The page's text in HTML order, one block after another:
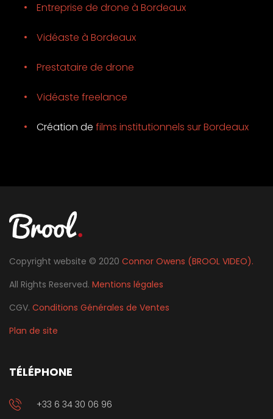
Entreprise de drone à Bordeaux
Vidéaste à Bordeaux
Prestataire de drone
Vidéaste freelance
Création de films institutionnels sur Bordeaux
Copyright website © 2020 Connor Owens (BROOL VIDEO).
All Rights Reserved. Mentions légales
CGV. Conditions Générales de Ventes
Plan de site
TÉLÉPHONE
+33 6 34 30 06 96